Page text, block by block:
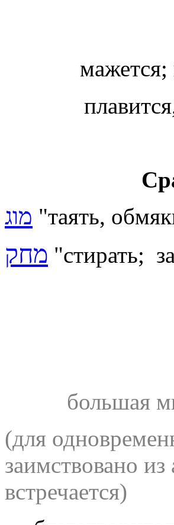
מוג "таять,
מחק "стирать;
большая
(для
заимствовано
встречается)